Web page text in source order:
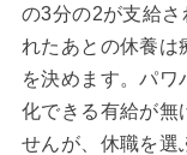
の3分の2が支給さ
れたあとの休養は
を決めます。パワ
化できる有給が無
せんが、休職を選